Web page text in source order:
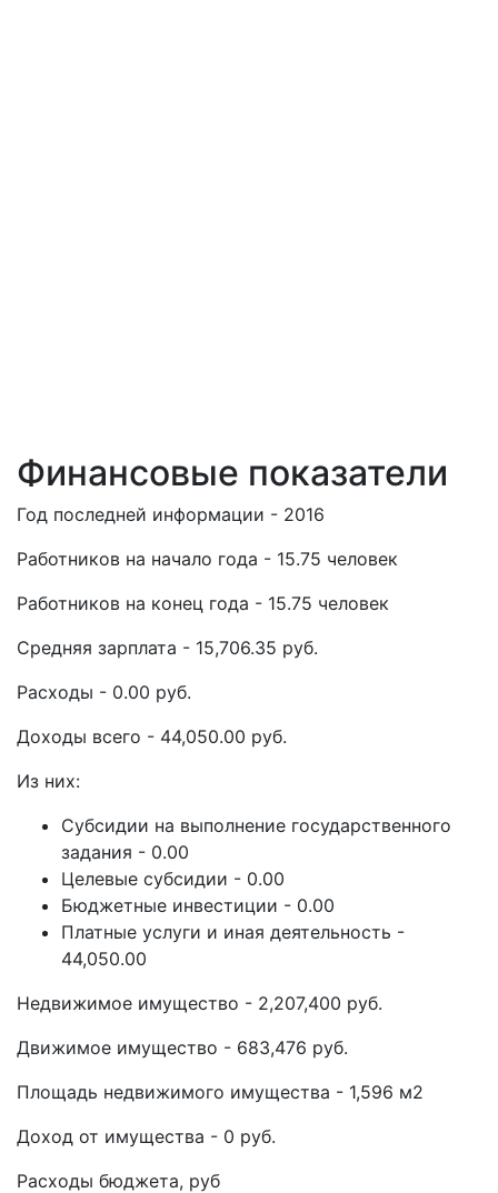
Финансовые показатели
Год последней информации - 2016
Работников на начало года - 15.75 человек
Работников на конец года - 15.75 человек
Средняя зарплата - 15,706.35 руб.
Расходы - 0.00 руб.
Доходы всего - 44,050.00 руб.
Из них:
Субсидии на выполнение государственного
задания - 0.00
Целевые субсидии - 0.00
Бюджетные инвестиции - 0.00
Платные услуги и иная деятельность -
44,050.00
Недвижимое имущество - 2,207,400 руб.
Движимое имущество - 683,476 руб.
Площадь недвижимого имущества - 1,596 м2
Доход от имущества - 0 руб.
Расходы бюджета, руб